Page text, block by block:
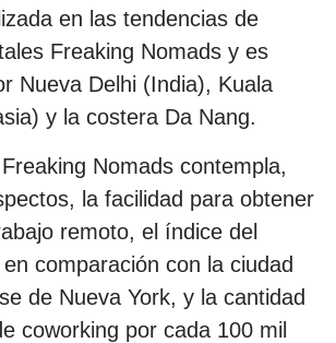
en las tendencias de
Freaking Nomads y es
Nueva Delhi (India), Kuala
y la costera Da Nang.
Nomads contempla,
la facilidad para obtener
remoto, el índice del
comparación con la ciudad
de Nueva York, y la cantidad
coworking por cada 100 mil